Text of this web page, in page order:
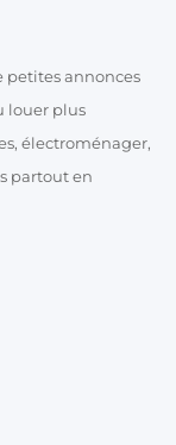
petites annonces
louer plus
électroménager,
partout en